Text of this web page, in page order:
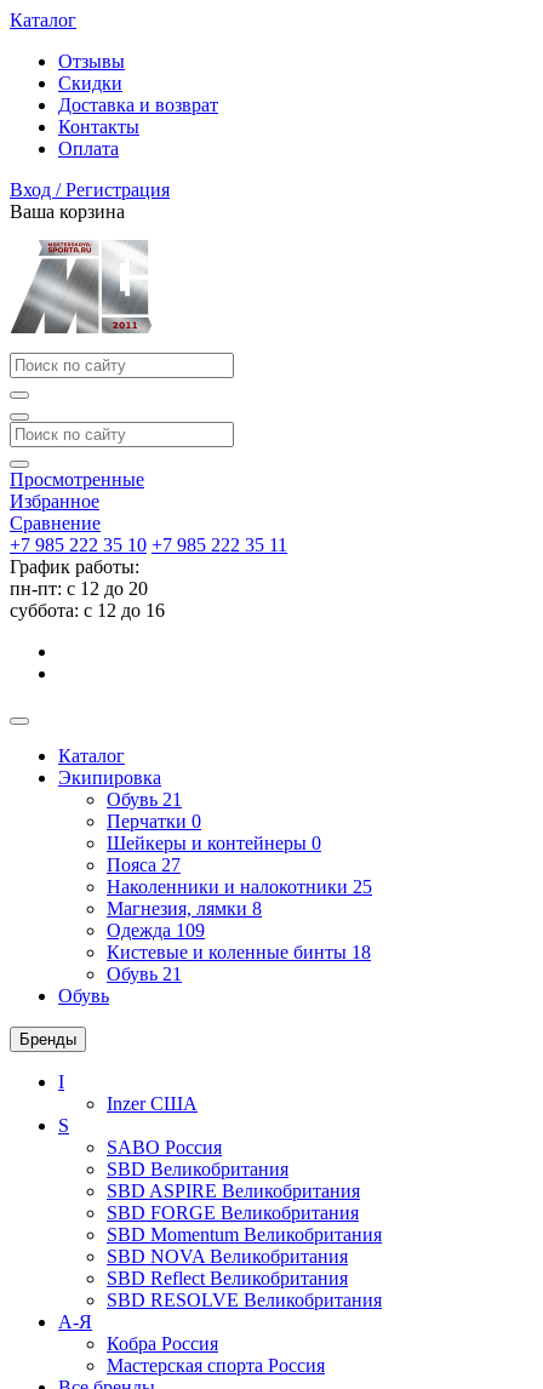
Каталог
Отзывы
Скидки
Доставка и возврат
Контакты
Оплата
Вход / Регистрация
Ваша корзина
Просмотренные
Избранное
Сравнение
+7 985 222 35 10 +7 985 222 35 11
График работы:
пн-пт: с 12 до 20
суббота: c 12 до 16
Каталог
Экипировка
Обувь 21
Перчатки 0
Шейкеры и контейнеры 0
Пояса 27
Наколенники и налокотники 25
Магнезия, лямки 8
Одежда 109
Кистевые и коленные бинты 18
Обувь 21
Обувь
Бренды
I
InzerСША
S
SABO Россия
SBD Великобритания
SBD ASPIRE Великобритания
SBD FORGE Великобритания
SBD Momentum Великобритания
SBD NOVA Великобритания
SBD Reflect Великобритания
SBD RESOLVE Великобритания
А-Я
Кобра Россия
Мастерская спорта Россия